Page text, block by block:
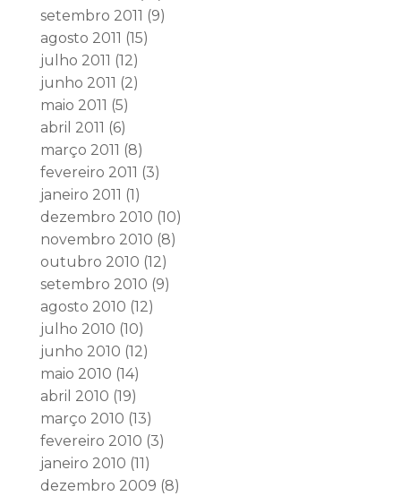
setembro 2011 (9)
agosto 2011 (15)
julho 2011 (12)
junho 2011 (2)
maio 2011 (5)
abril 2011 (6)
março 2011 (8)
fevereiro 2011 (3)
janeiro 2011 (1)
dezembro 2010 (10)
novembro 2010 (8)
outubro 2010 (12)
setembro 2010 (9)
agosto 2010 (12)
julho 2010 (10)
junho 2010 (12)
maio 2010 (14)
abril 2010 (19)
março 2010 (13)
fevereiro 2010 (3)
janeiro 2010 (11)
dezembro 2009 (8)